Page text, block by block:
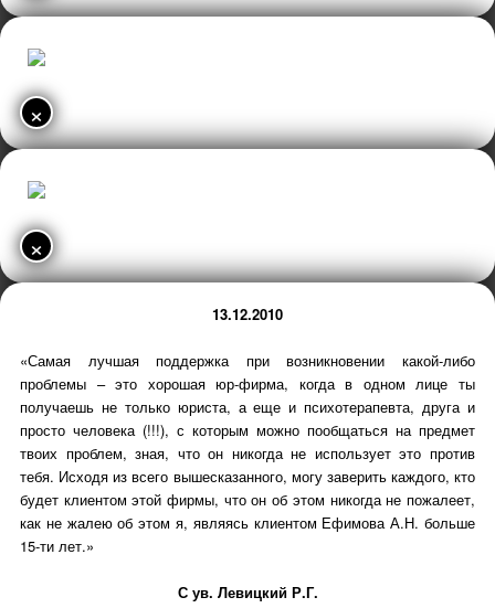
×
×
13.12.2010
«Самая лучшая поддержка при возникновении какой-либо
проблемы – это хорошая юр-фирма, когда в одном лице ты
получаешь не только юриста, а еще и психотерапевта, друга и
просто человека (!!!), с которым можно пообщаться на предмет
твоих проблем, зная, что он никогда не использует это против
тебя. Исходя из всего вышесказанного, могу заверить каждого, кто
будет клиентом этой фирмы, что он об этом никогда не пожалеет,
как не жалею об этом я, являясь клиентом Ефимова А.Н. больше
15-ти лет.»
С ув. Левицкий Р.Г.